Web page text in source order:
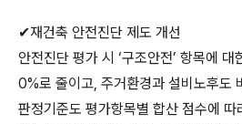
✔재건축 안전진단 제도 개선
안전진단 평가 시 ‘구조안전’ 항목에
0%로 줄이고, 주거환경과 설비노후도
판정기준도 평가항목별 합산 점수에